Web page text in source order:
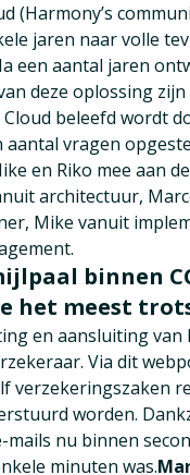
(Harmony’s
jaren naar volle
een aantal jaren
deze oplossing
beleefd wordt
aantal vragen
en Riko mee aan
architectuur,
Mike vanuit
binnen
het meest
en aansluiting
Via dit
verzekeringszaken
worden.
mails nu binnen
minuten was.